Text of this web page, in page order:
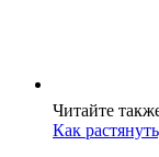
Читайте
Как